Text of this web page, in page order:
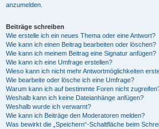
anzumelden.
Beiträge schreiben
Wie erstelle ich ein neues Thema oder eine Antwort?
Wie kann ich einen Beitrag bearbeiten oder löschen?
Wie kann ich meinem Beitrag eine Signatur anfügen?
Wie kann ich eine Umfrage erstellen?
Wieso kann ich nicht mehr Antwortmöglichkeiten
Wie bearbeite oder lösche ich eine Umfrage?
Warum kann ich auf bestimmte Foren nicht
Weshalb kann ich keine Dateianhänge anfügen?
Weshalb wurde ich verwarnt?
Wie kann ich Beiträge den Moderatoren melden?
Was bewirkt die „Speichern“-Schaltfläche beim